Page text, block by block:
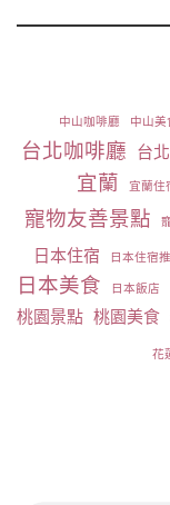
中山咖啡廳 中山美
台北咖啡廳 台
宜蘭 宜蘭住
寵物友善景點
日本住宿 日本住宿
日本美食 日本飯店
桃園景點 桃園美食
花